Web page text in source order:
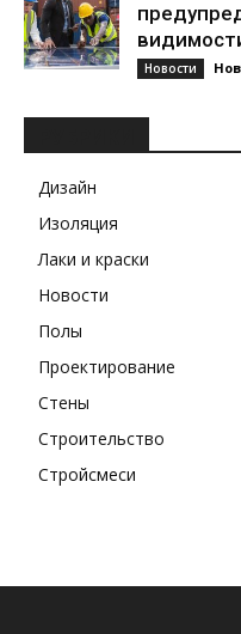
Новости
Дизайн
Изоляция
Лаки и краски
Новости
Полы
Проектирование
Стены
Строительство
Стройсмеси